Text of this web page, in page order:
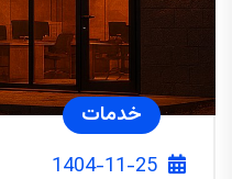
خدمات
1404-11-25